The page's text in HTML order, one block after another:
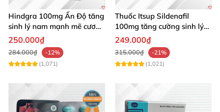
Hindgra 100mg Ấn Độ tăng
sinh lý nam mạnh mẽ cương
dương lâu
250.000₫
284.000₫
-12%
(1,071)
Thuốc Itsup Sildenafil
100mg tăng cường sinh lý
kéo dài thời gian cho nam
249.000₫
315.000₫
-21%
(1,021)